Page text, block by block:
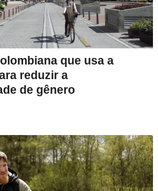
que usa a
reduzir a
de gênero